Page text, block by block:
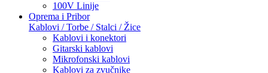
100V Linije
Oprema i Pribor
Kablovi / Torbe / Stalci / Žice
Kablovi i konektori
Gitarski kablovi
Mikrofonski kablovi
Kablovi za zvučnike